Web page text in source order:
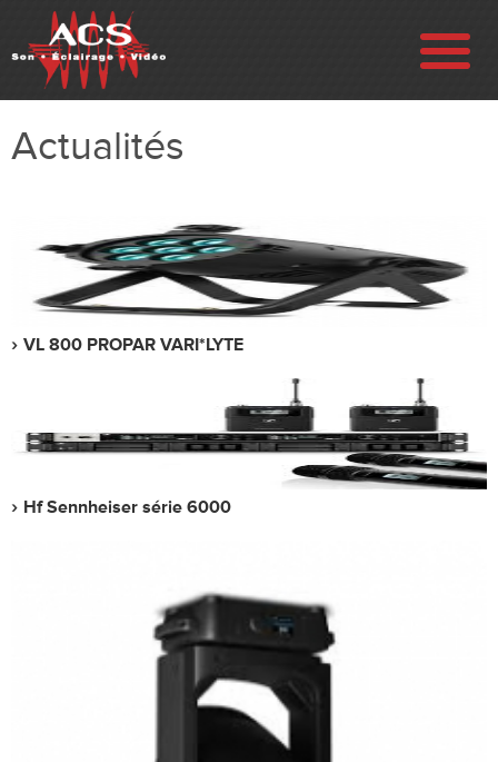
LOCATION
OCCASION
Actualités
VL 800 PROPAR VARI*LYTE
Hf Sennheiser série 6000